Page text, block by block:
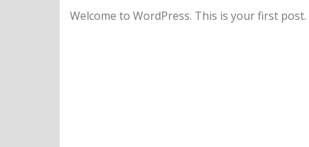
Welcome to WordPress. This is your first